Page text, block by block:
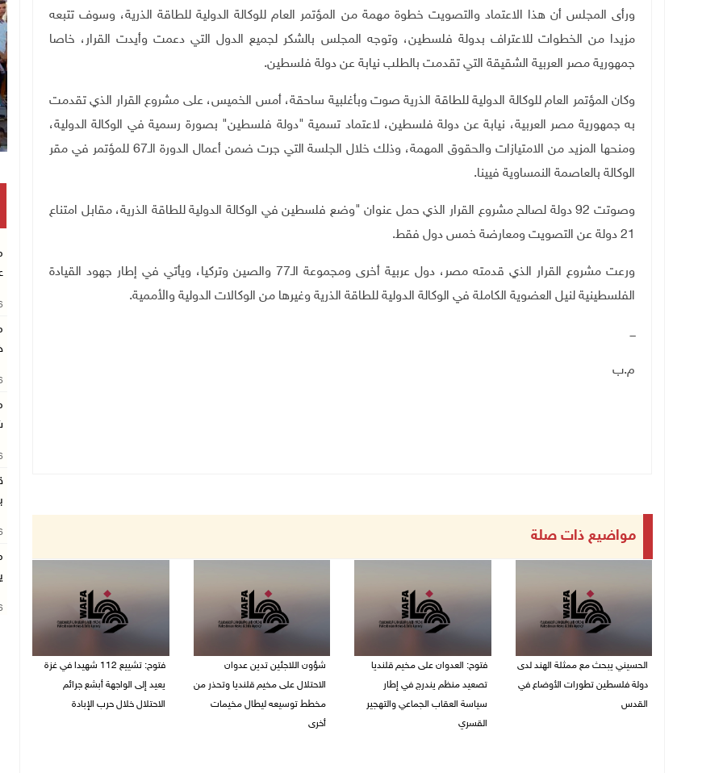
ورأى المجلس أن هذا الاعتماد والتصويت خطوة مهمة من المؤتمر العام للوكالة الدولية للطاقة الذرية، وسوف تتبعه
مزيدا من الخطوات للاعتراف بدولة فلسطين، وتوجه المجلس بالشكر لجميع الدول التي دعمت وأيدت القرار، خاصا
جمهورية مصر العربية الشقيقة التي تقدمت بالطلب نيابة عن دولة فلسطين.
وكان المؤتمر العام للوكالة الدولية للطاقة الذرية صوت وبأغلبية ساحقة، أمس الخميس، على مشروع القرار الذي تقدمت
به جمهورية مصر العربية، نيابة عن دولة فلسطين، لاعتماد تسمية "دولة فلسطين" بصورة رسمية في الوكالة الدولية،
ومنحها المزيد من الامتيازات والحقوق المهمة، وذلك خلال الجلسة التي جرت ضمن أعمال الدورة الـ67 للمؤتمر في مقر
الوكالة بالعاصمة النمساوية فيينا.
وصوتت 92 دولة لصالح مشروع القرار الذي حمل عنوان "وضع فلسطين في الوكالة الدولية للطاقة الذرية، مقابل امتناع
21 دولة عن التصويت ومعارضة خمس دول فقط.
ورعت مشروع القرار الذي قدمته مصر، دول عربية أخرى ومجموعة الـ77 والصين وتركيا، ويأتي في إطار جهود القيادة
الفلسطينية لنيل العضوية الكاملة في الوكالة الدولية للطاقة الذرية وغيرها من الوكالات الدولية والأممية.
ـــ
م.ب
مواضيع ذات صلة
الحسيني يبحث مع ممثلة الهند لدى
دولة فلسطين تطورات الأوضاع في
القدس
فتوح: العدوان على مخيم قلنديا
تصعيد منظم يندرج في إطار
سياسة العقاب الجماعي والتهجير
القسري
شؤون اللاجئين تدين عدوان
الاحتلال على مخيم قلنديا وتحذر من
مخطط توسيعه ليطال مخيمات
أخرى
فتوح: تشييع 112 شهيدا في غزة
يعيد إلى الواجهة أبشع جرائم
الاحتلال خلال حرب الإبادة